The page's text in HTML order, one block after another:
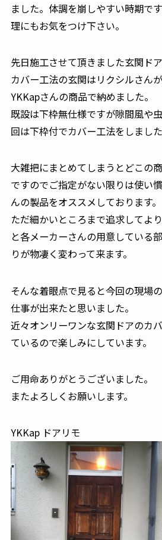
ました。体調を崩しやすい時期で
理にもお気をつけ下さい。
先日施工させて頂きました玄関ド
カバー工法の玄関はリクシルさん
YKKapさんの商品で納めました。
既設は下枠無仕様ですが隙間風や
回は下枠付でカバー工法をしました
大雑把にまとめてしまうとどこの
ですのでご指定がない限りは使い
んの製品をオススメしております。
ただ細かいところまで追求してよ
と各メーカーさんの用意している
りが物凄く変わって来ます。
そんな着眼点で見ると今回の現場
仕事が出来たと思いました。
近々オンリーワンな玄関ドアのカ
ているので楽しみにしています。
ご用命ありがとうございました。
またよろしくお願いします。
YKKap ドアリモ